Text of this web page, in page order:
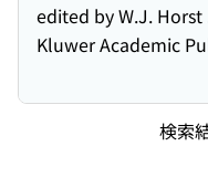
edited by W.J. Horst
Kluwer Academic
検索